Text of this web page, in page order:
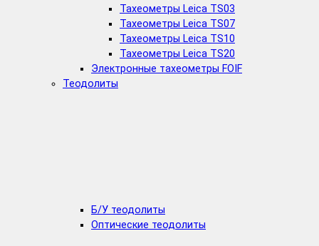
Тахеометры Leica TS03
Тахеометры Leica TS07
Тахеометры Leica TS10
Тахеометры Leica TS20
Электронные тахеометры FOIF
Теодолиты
Б/У теодолиты
Оптические теодолиты